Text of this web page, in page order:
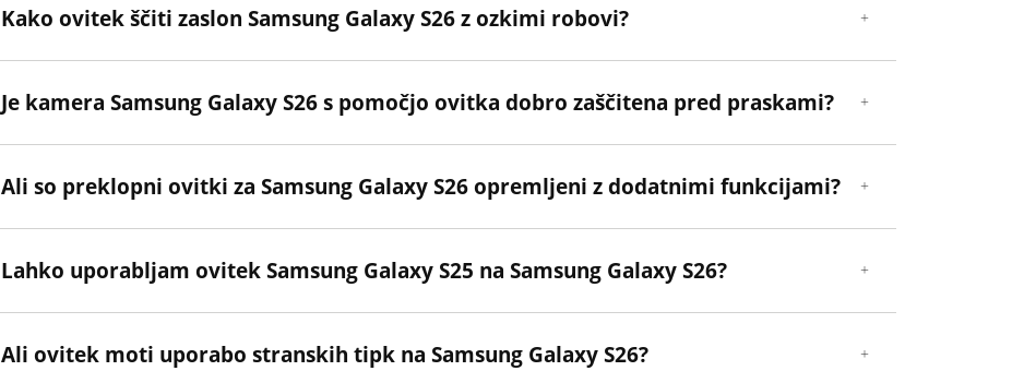
Kako ovitek ščiti zaslon Samsung Galaxy S26 z ozkimi robovi?
Je kamera Samsung Galaxy S26 s pomočjo ovitka dobro zaščitena pred praskami?
Ali so preklopni ovitki za Samsung Galaxy S26 opremljeni z dodatnimi funkcijami?
Lahko uporabljam ovitek Samsung Galaxy S25 na Samsung Galaxy S26?
Ali ovitek moti uporabo stranskih tipk na Samsung Galaxy S26?